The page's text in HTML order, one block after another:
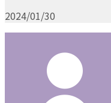
2024/01/30